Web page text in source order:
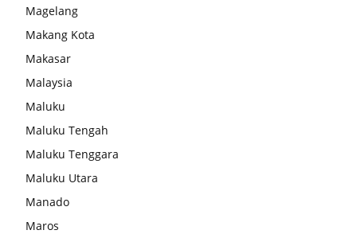
Magelang
Makang Kota
Makasar
Malaysia
Maluku
Maluku Tengah
Maluku Tenggara
Maluku Utara
Manado
Maros